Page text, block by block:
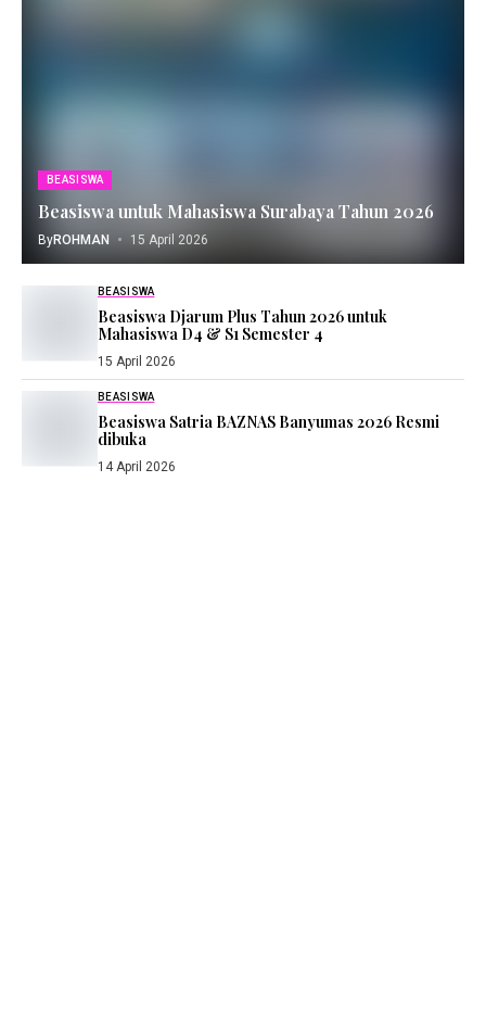
BEASISWA
Beasiswa untuk Mahasiswa Surabaya Tahun 2026
ByROHMAN 15 April 2026
BEASISWA
Beasiswa Djarum Plus Tahun 2026 untuk
Mahasiswa D4 & S1 Semester 4
15 April 2026
BEASISWA
Beasiswa Satria BAZNAS Banyumas 2026 Resmi
dibuka
14 April 2026